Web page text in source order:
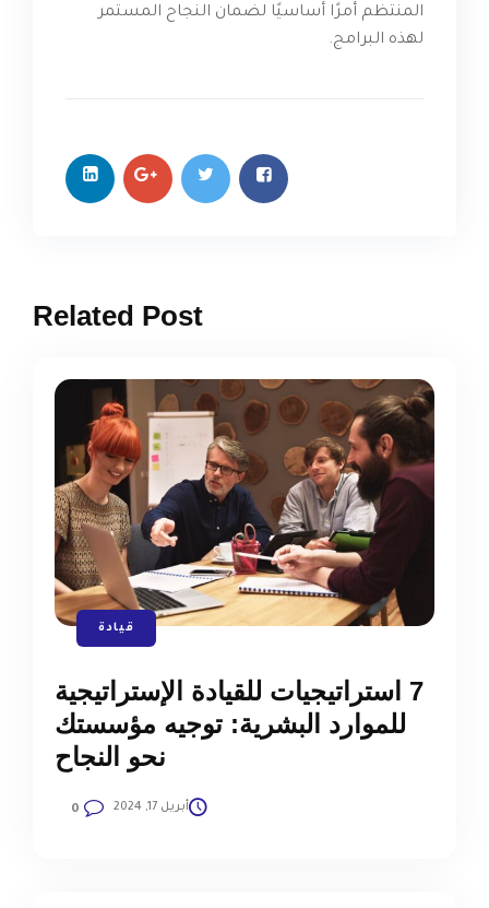
المنتظم أمرًا أساسيًا لضمان النجاح المستمر
لهذه البرامج.
Related Post
قيادة
7 استراتيجيات للقيادة الإستراتيجية
للموارد البشرية: توجيه مؤسستك
نحو النجاح
أبريل 17, 2024 0